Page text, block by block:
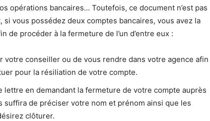
opérations bancaires… Toutefois, ce document n’est pas
vous possédez deux comptes bancaires, vous avez la
de procéder à la fermeture de l’un d’entre eux :
votre conseiller ou de vous rendre dans votre agence afin
pour la résiliation de votre compte.
lettre en demandant la fermeture de votre compte auprès
suffira de préciser votre nom et prénom ainsi que les
clôturer.